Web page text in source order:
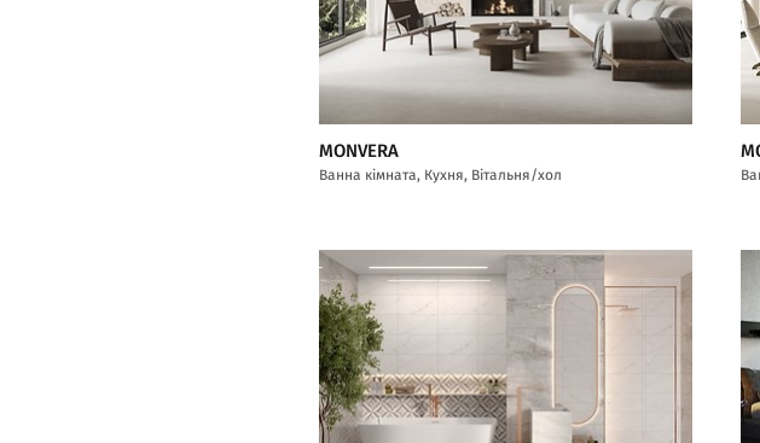
MONVERA
Ванна кімната, Кухня, Вітальня/хол